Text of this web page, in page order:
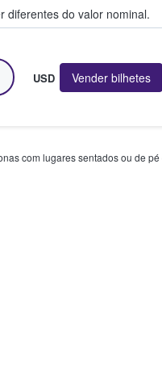
diferentes do valor nominal.
USD Vender bilhetes
com lugares sentados ou de